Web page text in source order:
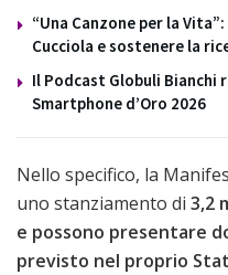
“Una Canzone per la
Cucciola e sostenere la
Il Podcast Globuli Bianchi
Smartphone d’Oro 2026
Nello specifico, la
uno stanziamento di 3,2
e possono presentare
previsto nel proprio